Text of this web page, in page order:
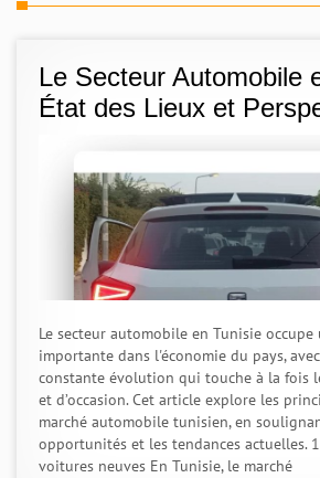
Le Secteur Automobile
État des Lieux et
Le secteur automobile en Tunisie occupe
importante dans l'économie du pays,
constante évolution qui touche à la fois
et d’occasion. Cet article explore les
marché automobile tunisien, en
opportunités et les tendances actuelles.
voitures neuves En Tunisie, le marché